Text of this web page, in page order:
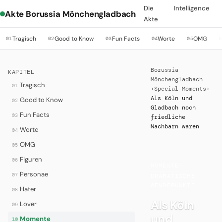
Akte Borussia Mönchengladbach
Die
Akte
Intelligence
01Tragisch 02Good to Know 03Fun Facts 04Worte 05OMG
KAPITEL
01 Tragisch
02 Good to Know
03 Fun Facts
04 Worte
05 OMG
06 Figuren
07 Personae
08 Hater
09 Lover
10 Momente
Borussia
Mönchengladbach
› Special Moments ›
Als Köln und
Gladbach noch
friedliche
Nachbarn waren
Als Köln